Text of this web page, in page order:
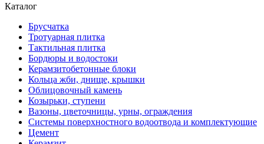
Каталог
Брусчатка
Тротуарная плитка
Тактильная плитка
Бордюры и водостоки
Керамзитобетонные блоки
Кольца жби, днище, крышки
Облицовочный камень
Козырьки, ступени
Вазоны, цветочницы, урны, ограждения
Системы поверхностного водоотвода и комплектующие
Цемент